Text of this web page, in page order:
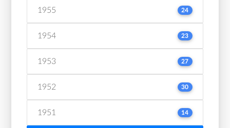
1955 24
1954 23
1953 27
1952 30
1951 14